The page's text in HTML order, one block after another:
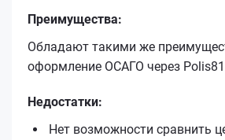
Преимущества:
Обладают такими же
оформление ОСАГО через
Недостатки:
Нет возможности сравнить